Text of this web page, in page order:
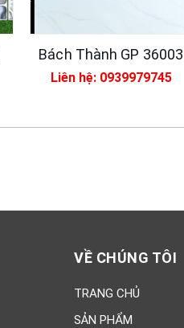
Bách Thành GP 36003
Liên hệ: 0939979745
VỀ CHÚNG TÔI
TRANG CHỦ
SẢN PHẨM